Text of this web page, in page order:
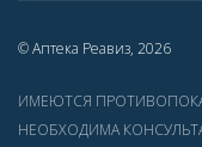
© Аптека Реавиз, 2026
ИМЕЮТСЯ
НЕОБХОДИМА